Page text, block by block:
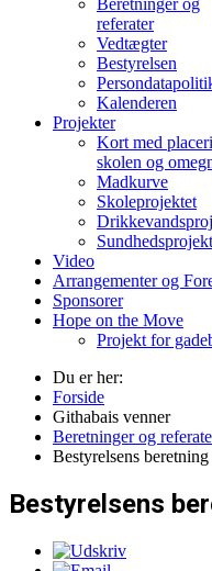
referater
Vedtægter
Bestyrelsen
Kalenderen
Projekter
Kort med
skolen og
Madkurve
Skoleprojektet
Video
Arrangementer og
Sponsorer
Hope on the Move
Projekt for
Du er her:
Forside
Githabais venner
Beretninger og
Bestyrelsens
Bestyrelsens